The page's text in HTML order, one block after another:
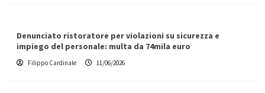
Denunciato ristoratore per violazioni su sicurezza e
impiego del personale: multa da 74mila euro
Filippo Cardinale 11/06/2026